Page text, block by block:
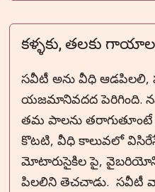
కళ్ళకు, తలకు
సవీటీ అను వీధి ఆడపిలలి,
యజమానివదద పెరిగింది.
తమ పాలను
కొటటి, వీధి కాలువలో
మోటారుసైకిల పై,
పిలలిని తెచచాడు. సవీటీ